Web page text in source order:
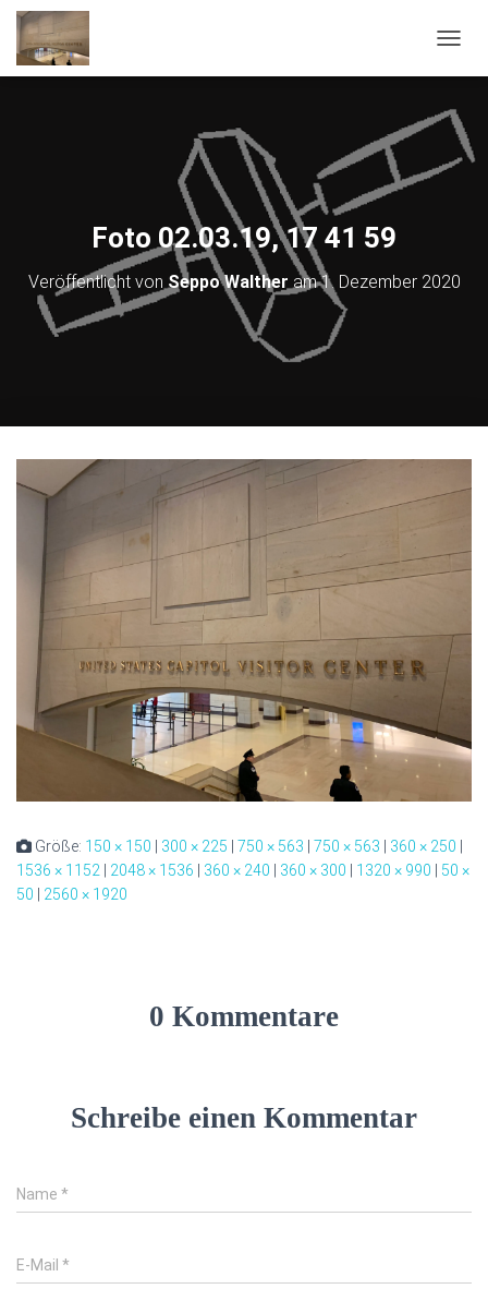
Foto 02.03.19, 17 41 59
Veröffentlicht von Seppo Walther am1. Dezember 2020
Größe: 150 × 150 | 300 × 225 | 750 × 563 | 750 × 563 | 360 × 250 |
1536 × 1152 | 2048 × 1536 | 360 × 240 | 360 × 300 | 1320 × 990 | 50 ×
50 | 2560 × 1920
0 Kommentare
Schreibe einen Kommentar
Name *
E-Mail *